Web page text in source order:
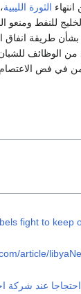
الثورة الليبية
للنفط ومنعو
طريقة انفاق
من الوظائف
في فض الاعتصام.
article/
احتجاجا عند شركة